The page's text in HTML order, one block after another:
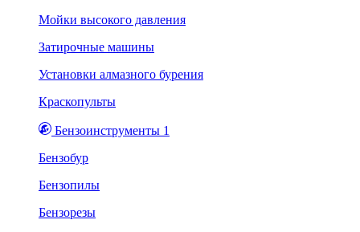
Мойки высокого давления
Затирочные машины
Установки алмазного бурения
Краскопульты
Бензоинструменты 1
Бензобур
Бензопилы
Бензорезы